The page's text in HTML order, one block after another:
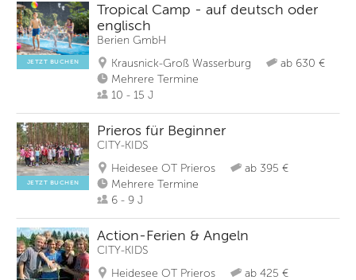
JETZT BUCHEN
Tropical Camp - auf deutsch oder
englisch
Berien GmbH
Krausnick-Groß Wasserburg
ab 630 €
Mehrere Termine
10 - 15 J
JETZT BUCHEN
Prieros für Beginner
CITY-KIDS
Heidesee OT Prieros
ab 395 €
Mehrere Termine
6 - 9 J
Action-Ferien & Angeln
CITY-KIDS
Heidesee OT Prieros
ab 425 €